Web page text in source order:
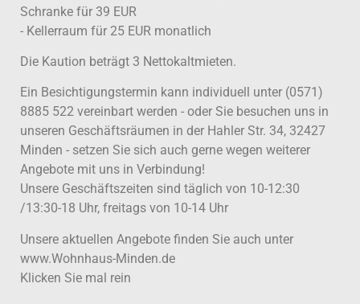
Schranke für 39 EUR
- Kellerraum für 25 EUR monatlich
Die Kaution beträgt 3 Nettokaltmieten.
Ein Besichtigungstermin kann individuell unter (0571)
8885 522 vereinbart werden - oder Sie besuchen uns in
unseren Geschäftsräumen in der Hahler Str. 34, 32427
Minden - setzen Sie sich auch gerne wegen weiterer
Angebote mit uns in Verbindung!
Unsere Geschäftszeiten sind täglich von 10-12:30
/13:30-18 Uhr, freitags von 10-14 Uhr
Unsere aktuellen Angebote finden Sie auch unter
www.Wohnhaus-Minden.de
Klicken Sie mal rein